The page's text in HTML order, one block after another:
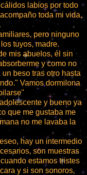
labios por todo
toda mi vida,
pero ninguno
tuyos, madre.
mis abuelos, él sin
y como no
beso tras otro hasta
Vamos dormilona
y bueno ya
que me gustaba me
no me lavaba la
hay un intermedio
son muestras
estamos tristes
y si son sonoros,